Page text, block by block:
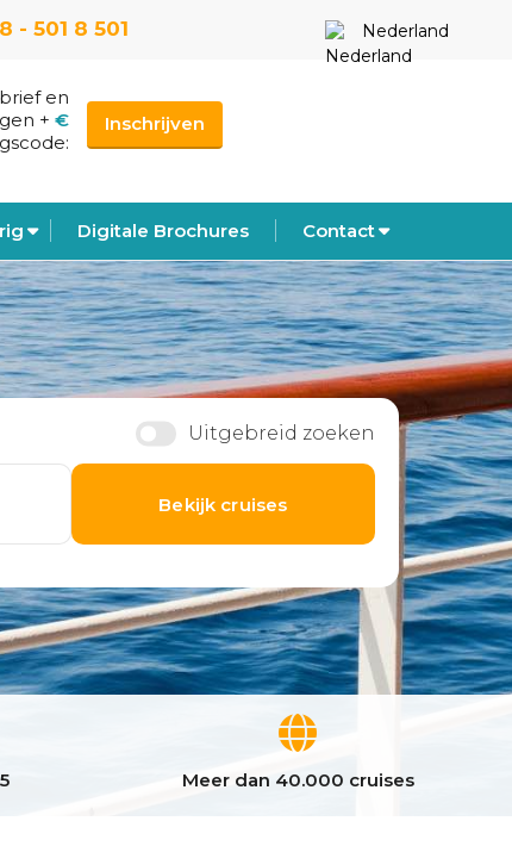
- 501 8 501 Nederland
en
+ €
Inschrijven
Digitale Brochures Contact
Meer dan 40.000 cruises